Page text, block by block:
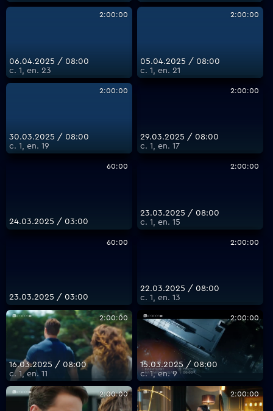
2:00:00
06.04.2025 / 08:00
с. 1, еп. 23
2:00:00
05.04.2025 / 08:00
с. 1, еп. 21
2:00:00
30.03.2025 / 08:00
с. 1, еп. 19
2:00:00
29.03.2025 / 08:00
с. 1, еп. 17
60:00
24.03.2025 / 03:00
2:00:00
23.03.2025 / 08:00
с. 1, еп. 15
60:00
23.03.2025 / 03:00
2:00:00
22.03.2025 / 08:00
с. 1, еп. 13
2:00:00
16.03.2025 / 08:00
с. 1, еп. 11
2:00:00
15.03.2025 / 08:00
с. 1, еп. 9
2:00:00 2:00:00